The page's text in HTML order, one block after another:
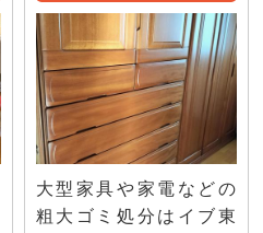
大型家具や家電などの
粗大ゴミ処分はイブ東